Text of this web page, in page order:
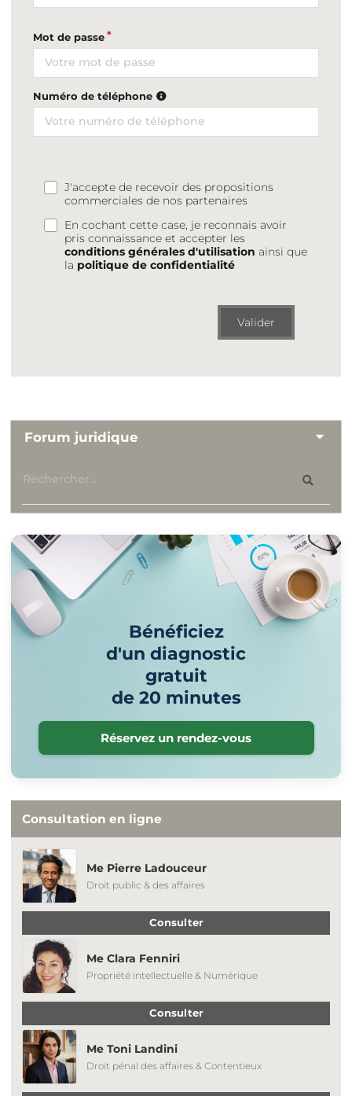
Mot de passe
Numéro de téléphone
J'accepte de recevoir des propositions
commerciales de nos partenaires
En cochant cette case, je reconnais avoir
pris connaissance et accepter les
conditions générales d'utilisation ainsi que
la politique de confidentialité
Valider
Forum juridique
Bénéficiez
d'un diagnostic
gratuit
de 20 minutes
Réservez un rendez-vous
Consultation en ligne
Me Pierre Ladouceur
Droit public & des affaires
Consulter
Me Clara Fenniri
Propriété intellectuelle & Numérique
Consulter
Me Toni Landini
Droit pénal des affaires & Contentieux